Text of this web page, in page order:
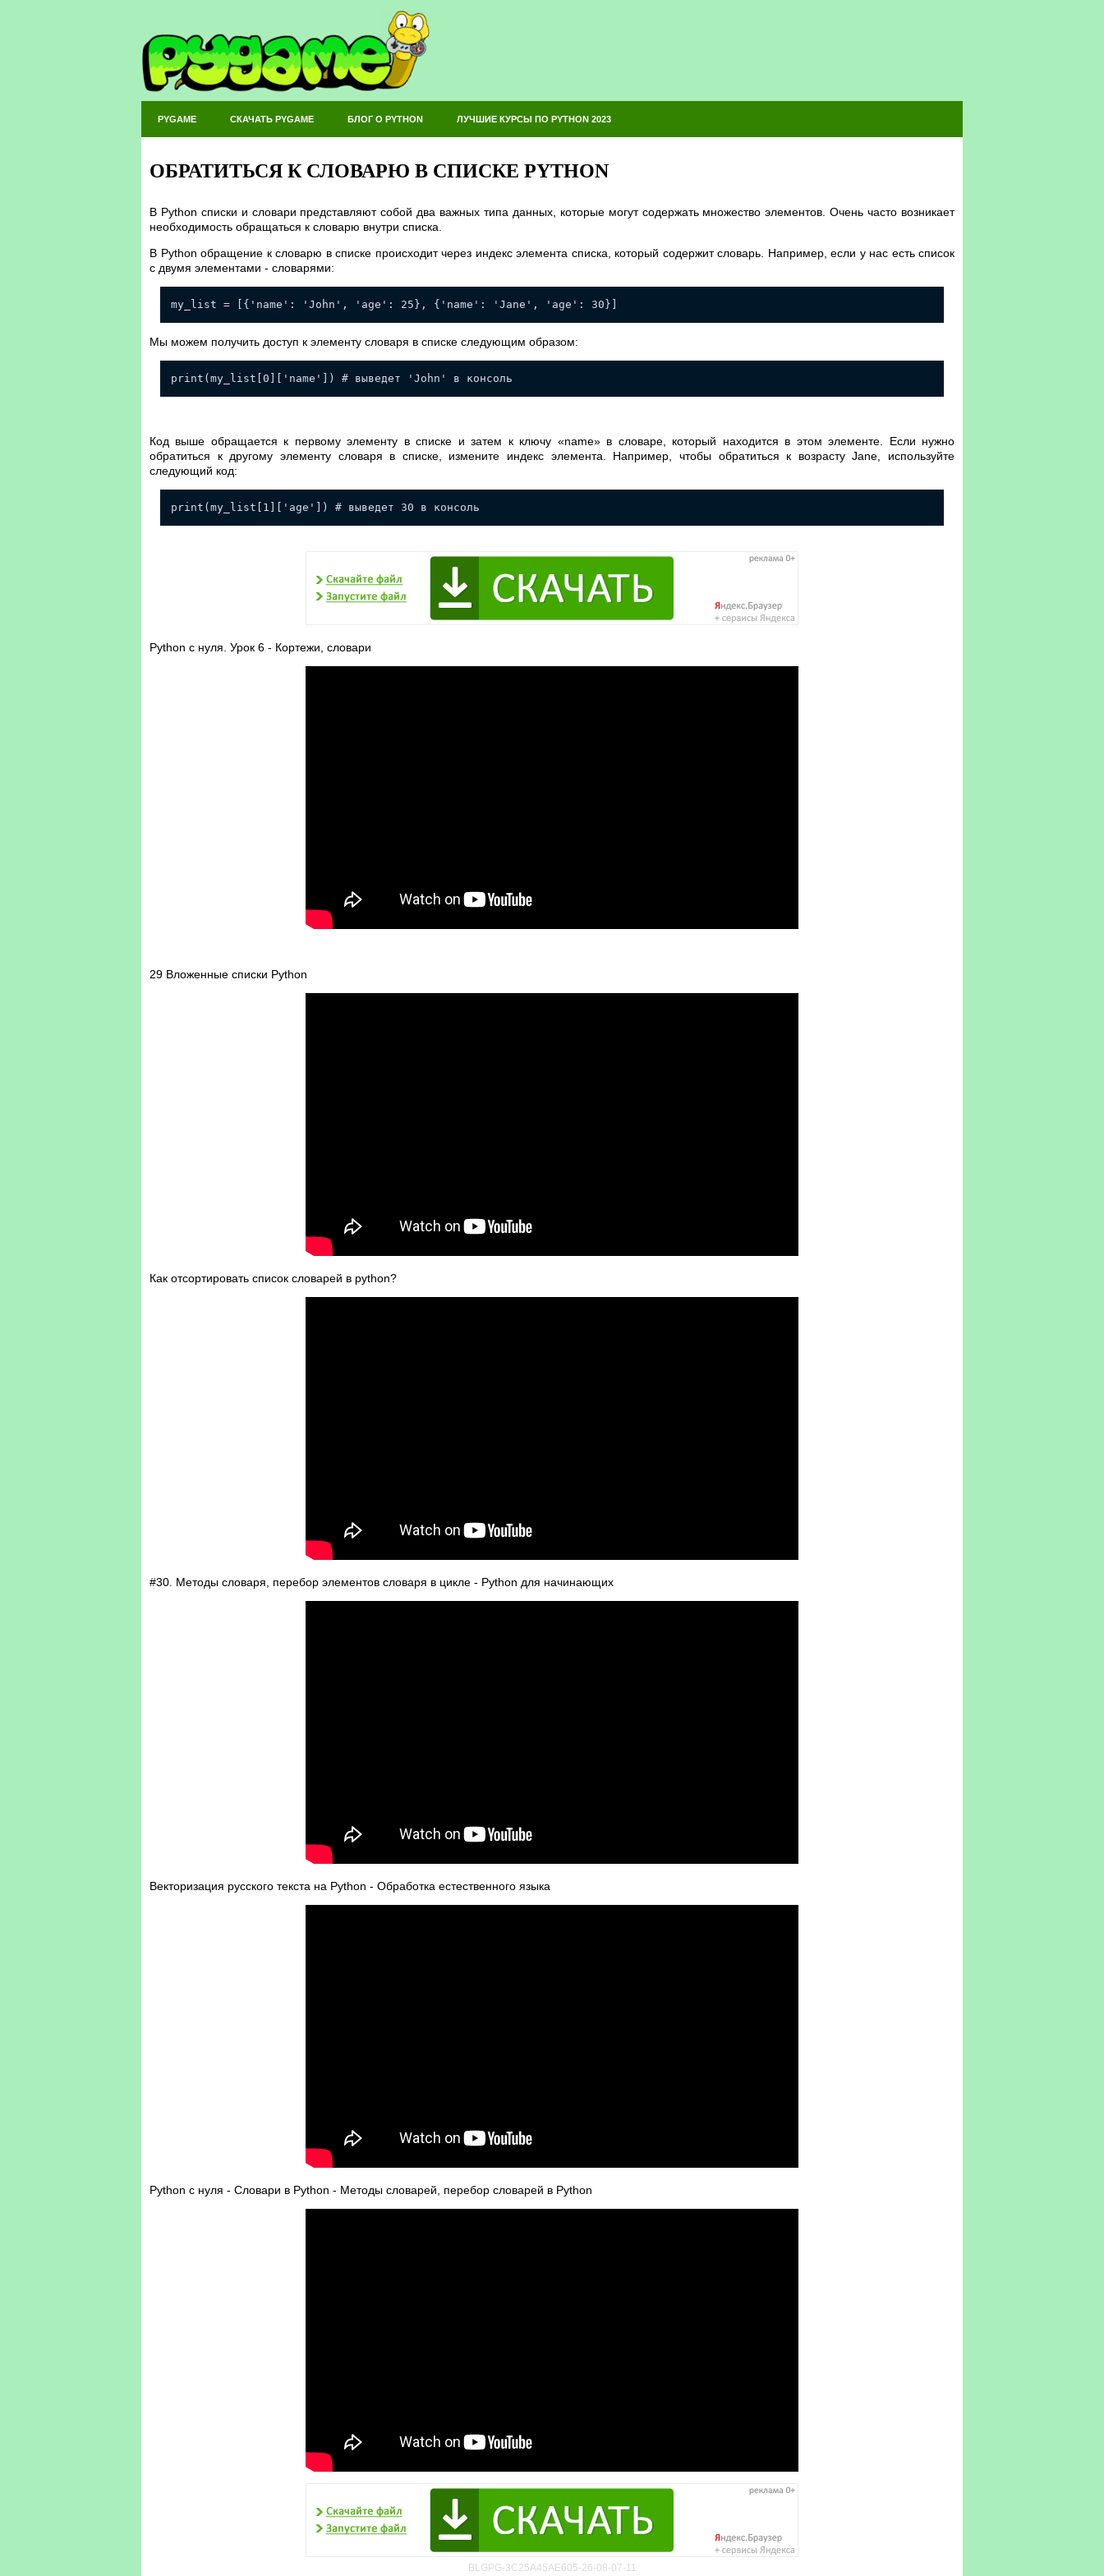
PYGAME СКАЧАТЬ PYGAME БЛОГ О PYTHON ЛУЧШИЕ КУРСЫ ПО PYTHON 2023
ОБРАТИТЬСЯ К СЛОВАРЮ В СПИСКЕ PYTHON
В Python списки и словари представляют собой два важных типа данных, которые могут содержать множество элементов. Очень часто возникает
необходимость обращаться к словарю внутри списка.
В Python обращение к словарю в списке происходит через индекс элемента списка, который содержит словарь. Например, если у нас есть список
с двумя элементами - словарями:
my_list = [{'name': 'John', 'age': 25}, {'name': 'Jane', 'age': 30}]
Мы можем получить доступ к элементу словаря в списке следующим образом:
print(my_list[0]['name']) # выведет 'John' в консоль
Код выше обращается к первому элементу в списке и затем к ключу «name» в словаре, который находится в этом элементе. Если нужно
обратиться к другому элементу словаря в списке, измените индекс элемента. Например, чтобы обратиться к возрасту Jane, используйте
следующий код:
print(my_list[1]['age']) # выведет 30 в консоль
Python с нуля. Урок 6 - Кортежи, словари
29 Вложенные списки Python
Как отсортировать список словарей в python?
#30. Методы словаря, перебор элементов словаря в цикле - Python для начинающих
Векторизация русского текста на Python - Обработка естественного языка
Python с нуля - Словари в Python - Методы словарей, перебор словарей в Python
BLGPG-3C25A45AE605-26-08-07-11